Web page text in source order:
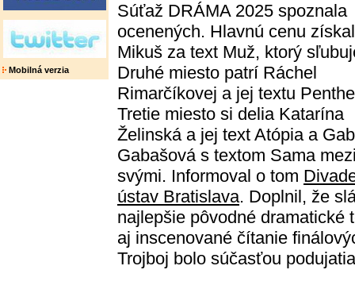
Mobilná verzia
Súťaž DRÁMA 2025 spoznala
ocenených. Hlavnú cenu
Mikuš za text Muž, ktorý
Druhé miesto patrí Ráchel
Rimarčíkovej a jej textu
Tretie miesto si delia Katarína
Želinská a jej text Atópia a
Gabašová s textom Sama
svými. Informoval o tom
ústav Bratislava. Doplnil, že
najlepšie pôvodné dramatické
aj inscenované čítanie
Trojboj bolo súčasťou